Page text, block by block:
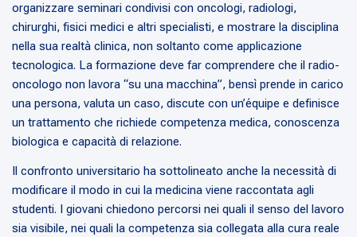
organizzare seminari condivisi con oncologi, radiologi,
chirurghi, fisici medici e altri specialisti, e mostrare la disciplina
nella sua realtà clinica, non soltanto come applicazione
tecnologica. La formazione deve far comprendere che il radio-
oncologo non lavora “su una macchina”, bensì prende in carico
una persona, valuta un caso, discute con un’équipe e definisce
un trattamento che richiede competenza medica, conoscenza
biologica e capacità di relazione.
Il confronto universitario ha sottolineato anche la necessità di
modificare il modo in cui la medicina viene raccontata agli
studenti. I giovani chiedono percorsi nei quali il senso del lavoro
sia visibile, nei quali la competenza sia collegata alla cura reale